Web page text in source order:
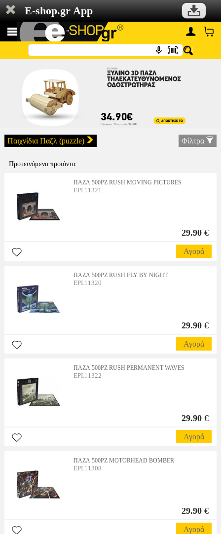
E-shop.gr App
Παιχνίδια Παζλ (puzzle) Φίλτρα
Προτεινόμενα προιόντα
ΠΑΖΛ 500PZ RUSH MOVING PICTURES
EPI.11321
29.90€
Αγορά
ΠΑΖΛ 500PZ RUSH FLY BY NIGHT
EPI.11320
29.90€
Αγορά
ΠΑΖΛ 500PZ RUSH PERMANENT WAVES
EPI.11322
29.90€
Αγορά
ΠΑΖΛ 500PZ MOTORHEAD BOMBER
EPI.11308
29.90€
Αγορά